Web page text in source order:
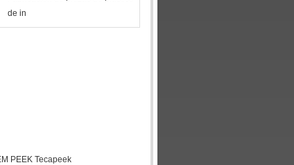
de in
PEEK Tecapeek